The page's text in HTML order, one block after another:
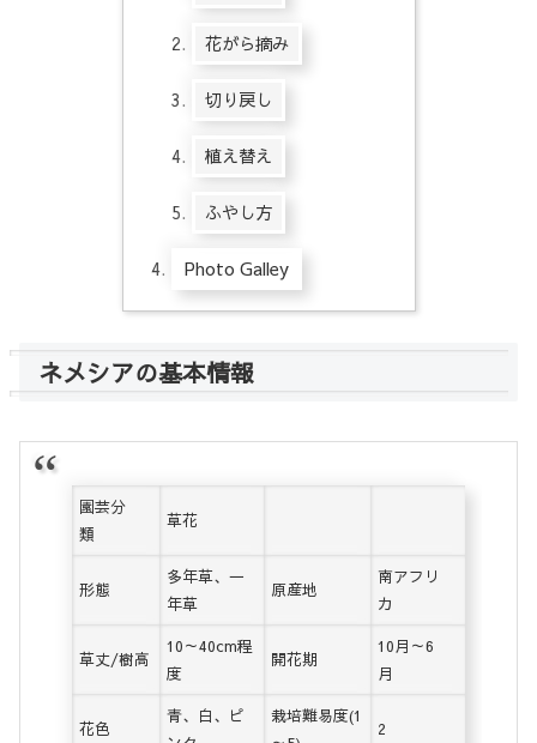
花がら摘み
切り戻し
植え替え
ふやし方
Photo Galley
ネメシアの基本情報
園芸分
類
草花
形態
多年草、一
年草
原産地
南アフリ
カ
草丈/樹高
10～40cm程
度
開花期
10月～6
月
花色
青、白、ピ
栽培難易度(1
2